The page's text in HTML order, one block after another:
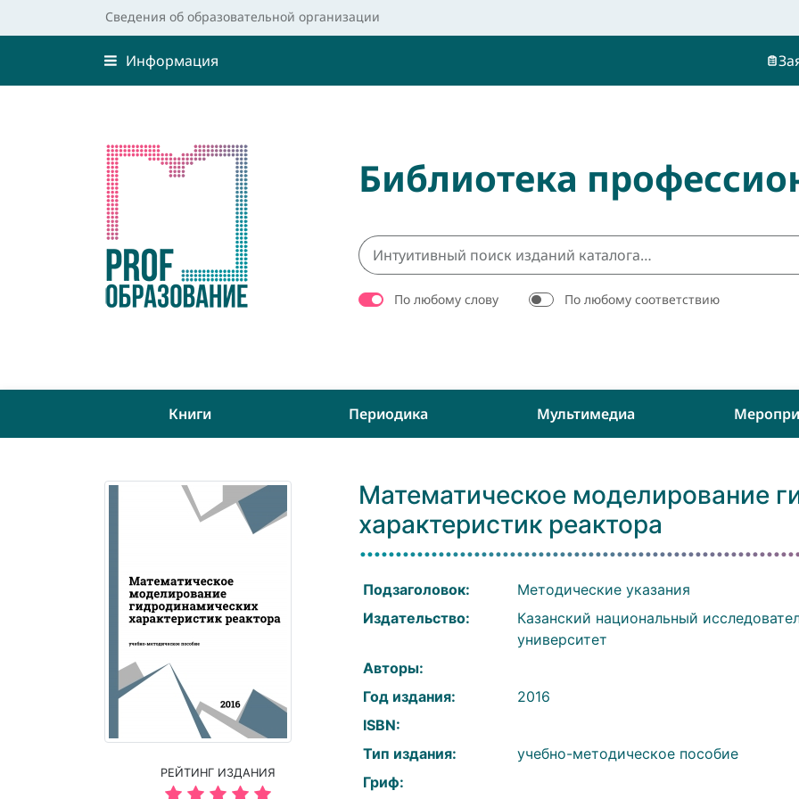
Сведения об образовательной организации
Информация
Библиотека
По любому слову По любому соответствию
Книги Периодика Мультимедиа
РЕЙТИНГ ИЗДАНИЯ
Математическое моделирование
характеристик реактора
Подзаголовок:
Методические указания
Издательство:
Казанский национальный
университет
Авторы:
Год издания:
2016
ISBN:
Тип издания:
учебно-методическое пособие
Гриф: